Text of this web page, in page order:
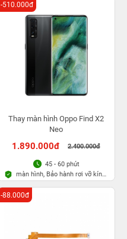
Thay màn hình Oppo Find X2
Neo
1.890.000đ 2.400.000đ
-510.000đ
45 - 60 phút
màn hình, Bảo hành rơi vỡ kính
1 lần trong 3 tháng
-88.000đ